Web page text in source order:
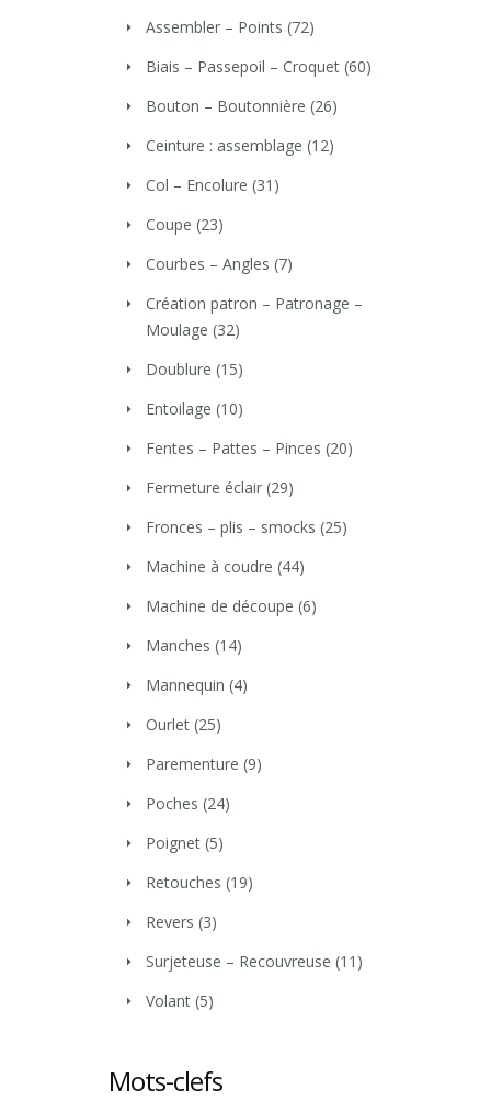
Assembler – Points (72)
Biais – Passepoil – Croquet (60)
Bouton – Boutonnière (26)
Ceinture : assemblage (12)
Col – Encolure (31)
Coupe (23)
Courbes – Angles (7)
Création patron – Patronage –
Moulage (32)
Doublure (15)
Entoilage (10)
Fentes – Pattes – Pinces (20)
Fermeture éclair (29)
Fronces – plis – smocks (25)
Machine à coudre (44)
Machine de découpe (6)
Manches (14)
Mannequin (4)
Ourlet (25)
Parementure (9)
Poches (24)
Poignet (5)
Retouches (19)
Revers (3)
Surjeteuse – Recouvreuse (11)
Volant (5)
Mots-clefs